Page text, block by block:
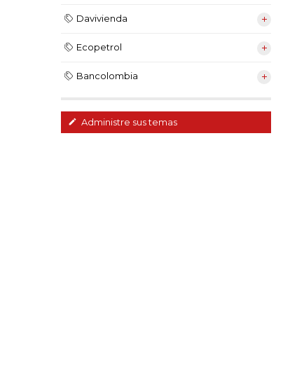
Davivienda
Ecopetrol
Bancolombia
Administre sus temas